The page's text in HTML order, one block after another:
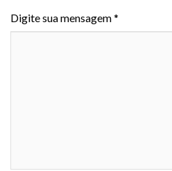
Digite sua mensagem *